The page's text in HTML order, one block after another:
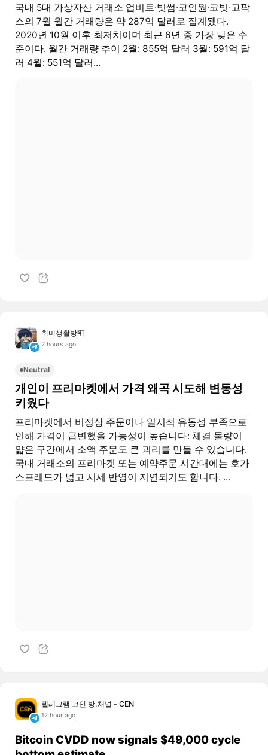
국내 5대 가상자산 거래소 업비트·빗썸·코인원·코빗·고팍
스의 7월 월간 거래량은 약 287억 달러로 집계됐다.
2020년 10월 이후 최저치이며 최근 6년 중 가장 낮은 수
준이다. 월간 거래량 추이 2월: 855억 달러 3월: 591억 달
러 4월: 551억 달러...
취미생활방📮
2 hours ago
Neutral
개인이 프리마켓에서 가격 왜곡 시도해 변동성
키웠다
프리마켓에서 비정상 주문이나 일시적 유동성 부족으로
인해 가격이 급변했을 가능성이 높습니다: 체결 물량이
얇은 구간에서 소액 주문도 큰 괴리를 만들 수 있습니다.
국내 거래소의 프리마켓 또는 예약주문 시간대에는 호가
스프레드가 넓고 시세 반영이 지연되기도 합니다. ...
텔레그램 코인 방,채널 - CEN
12 hour ago
Bitcoin CVDD now signals $49,000 cycle